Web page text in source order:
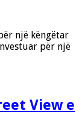
një këngëtar
për një
View e